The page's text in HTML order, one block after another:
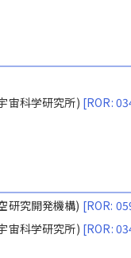
宙科学研究所) [ROR:
研究開発機構) [ROR:
宙科学研究所) [ROR: